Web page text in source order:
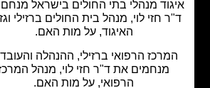
מנהלי בתי החולים בישראל מנחם את
חזי לוי, מנהל בית החולים ברזילי וגזבר
האיגוד, על מות האם.
הרפואי ברזילי, ההנהלה והעובדים
מנחמים את ד"ר חזי לוי, מנהל המרכז
הרפואי, על מות האם.